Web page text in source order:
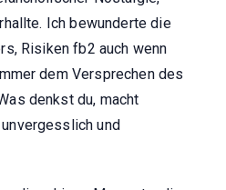
Ich bewunderte die
Risiken fb2 auch wenn
dem Versprechen des
denkst du, macht
und